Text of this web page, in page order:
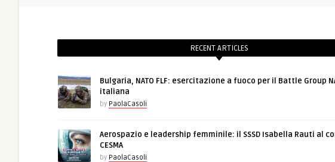
RECENT ARTICLES
Bulgaria, NATO FLF: esercitazione a fuoco per il Battle Group
italiana
by PaolaCasoli
Aerospazio e leadership femminile: il SSSD Isabella Rauti al
CESMA
by PaolaCasoli